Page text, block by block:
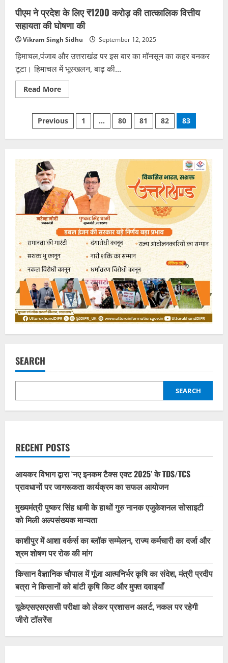
पीएम ने प्रदेश के लिए ₹1200 करोड़ की तात्कालिक वित्तीय
सहायता की घोषणा की
Vikram Singh Sidhu September 12, 2025
हिमाचल,पंजाब और उत्तराखंड पर इस बार का मॉनसून का कहर बनकर
टूटा। हिमाचल में भूस्खलन, बाढ़ की...
Read MoreRead
more
ने
प्रदेश
के
लिए
की
तात्कालिक
वित्तीय
सहायता
की
घोषणा
की
Posts
pagination
Previous 1 … 80 81 82 83
SEARCH
SEARCH
RECENT POSTS
आयकर विभाग द्वारा ‘नए इनकम टैक्स एक्ट 2025’ के TDS/TCS
प्रावधानों पर जागरूकता कार्यक्रम का सफल आयोजन
मुख्यमंत्री पुष्कर सिंह धामी के हाथों गुरु नानक एजुकेशनल सोसाइटी
को मिली अल्पसंख्यक मान्यता
काशीपुर में आशा वर्कर्स का ब्लॉक सम्मेलन, राज्य कर्मचारी का दर्जा और
श्रम शोषण पर रोक की मांग
किसान वैज्ञानिक चौपाल में गूंजा आत्मनिर्भर कृषि का संदेश, मंत्री प्रदीप
बत्रा ने किसानों को बांटी कृषि किट और मुफ्त दवाइयाँ
यूकेएसएसएससी परीक्षा को लेकर प्रशासन अलर्ट, नकल पर रहेगी
जीरो टॉलरेंस